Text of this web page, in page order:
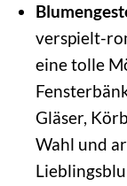
verspielt-
eine tolle
Gläser,
Wahl und